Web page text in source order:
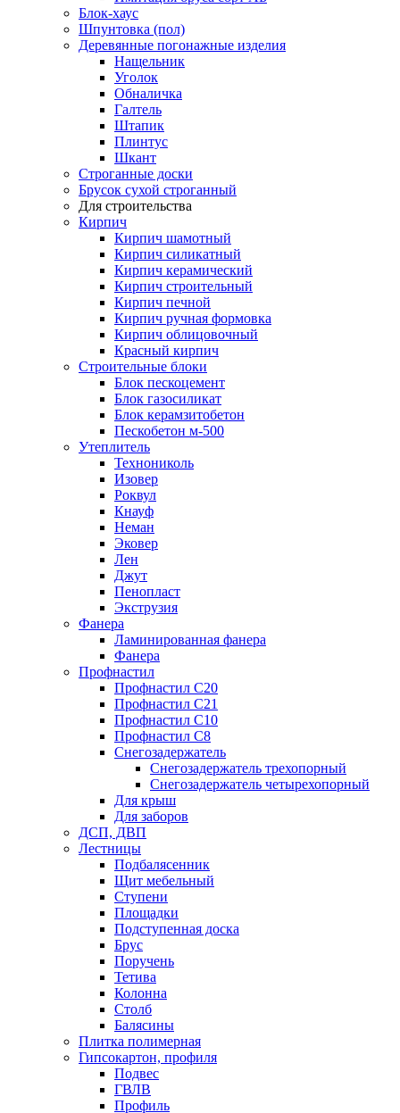
Блок-хаус
Шпунтовка (пол)
Деревянные погонажные изделия
Нащельник
Уголок
Обналичка
Галтель
Штапик
Плинтус
Шкант
Строганные доски
Брусок сухой строганный
Для строительства
Кирпич
Кирпич шамотный
Кирпич силикатный
Кирпич керамический
Кирпич строительный
Кирпич печной
Кирпич ручная формовка
Кирпич облицовочный
Красный кирпич
Строительные блоки
Блок пескоцемент
Блок газосиликат
Блок керамзитобетон
Пескобетон м-500
Утеплитель
Технониколь
Изовер
Роквул
Кнауф
Неман
Эковер
Лен
Джут
Пенопласт
Экструзия
Фанера
Ламинированная фанера
Фанера
Профнастил
Профнастил С20
Профнастил С21
Профнастил С10
Профнастил С8
Снегозадержатель
Снегозадержатель трехопорный
Снегозадержатель четырехопорный
Для крыш
Для заборов
ДСП, ДВП
Лестницы
Подбалясенник
Щит мебельный
Ступени
Площадки
Подступенная доска
Брус
Поручень
Тетива
Колонна
Столб
Балясины
Плитка полимерная
Гипсокартон, профиля
Подвес
ГВЛВ
Профиль